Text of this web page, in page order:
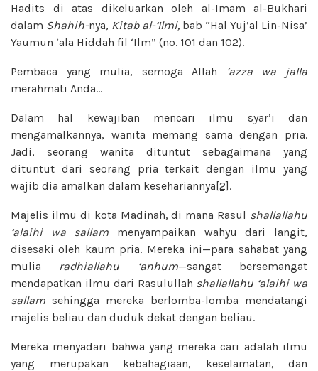
Hadits di atas dikeluarkan oleh al-Imam al-Bukhari
dalam Shahih-nya, Kitab al-‘Ilmi, bab “Hal Yuj’al Lin-Nisa’
Yaumun ‘ala Hiddah fil ‘Ilm” (no. 101 dan 102).
Pembaca yang mulia, semoga Allah
‘azza wa jalla
merahmati Anda…
Dalam hal kewajiban mencari ilmu syar’i dan
mengamalkannya, wanita memang sama dengan pria.
Jadi, seorang wanita dituntut sebagaimana yang
dituntut dari seorang pria terkait dengan ilmu yang
wajib dia amalkan dalam kesehariannya[2].
Majelis ilmu di kota Madinah, di mana Rasul shallallahu
‘alaihi wa sallam menyampaikan wahyu dari langit,
disesaki oleh kaum pria. Mereka ini—para sahabat yang
mulia radhiallahu ‘anhum—sangat bersemangat
mendapatkan ilmu dari Rasulullah shallallahu ‘alaihi wa
sallam sehingga mereka berlomba-lomba mendatangi
majelis beliau dan duduk dekat dengan beliau.
Mereka menyadari bahwa yang mereka cari adalah ilmu
yang merupakan kebahagiaan, keselamatan, dan